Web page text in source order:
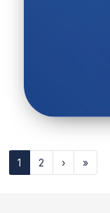
1 2 › »